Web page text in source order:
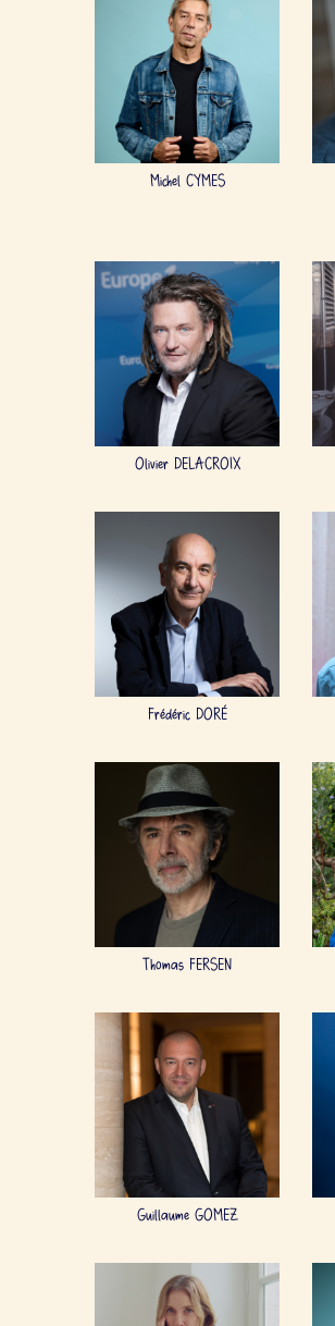
Michel CYMES
Olivier DELACROIX
Frédéric DORÉ
Thomas FERSEN
Guillaume GOMEZ